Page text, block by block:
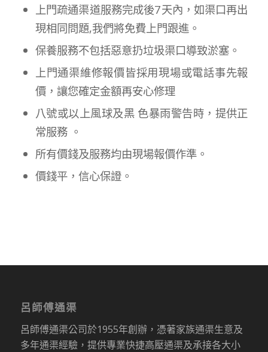
上門疏通渠道服務完成後7天內，如渠口再出
現相同問題,我們將免費上門跟進。
保養服務不包括惡意扔垃圾渠口導致淤塞。
上門通渠維修報價皆採用現場或電話事先報
價，讓您確定金額再安心修理
八號或以上風球及黑 色暴雨警告時，提供正
常服務 。
所有價錢及服務均由現場報價作準。
價錢平，信心保證。
呂師傅通渠
呂師傅通渠公司於1955年創辦，憑著家族通渠生意及
多年通渠經驗，提供專業快捷高壓通渠及承接各大小